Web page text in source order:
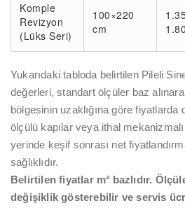
Komple
Revizyon
(Lüks Seri)
100×220
cm
Yukarıdaki tabloda belirtilen Pileli
değerleri, standart ölçüler baz
bölgesinin uzaklığına göre fiyatlarda
ölçülü kapılar veya ithal
yerinde keşif sonrası net
sağlıklıdır.
Belirtilen fiyatlar m² bazlıdır.
değişiklik gösterebilir ve servis